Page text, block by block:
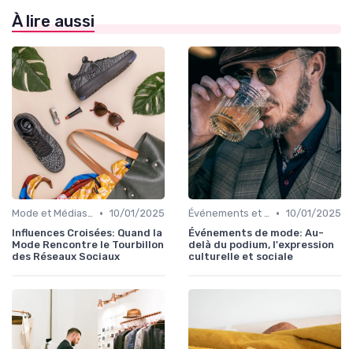
À lire aussi
Mode et Médias Sociaux • 10/01/2025
Influences Croisées: Quand la
Mode Rencontre le Tourbillon
des Réseaux Sociaux
Événements et Défilés de Mode • 10/01/2025
Événements de mode: Au-
delà du podium, l'expression
culturelle et sociale